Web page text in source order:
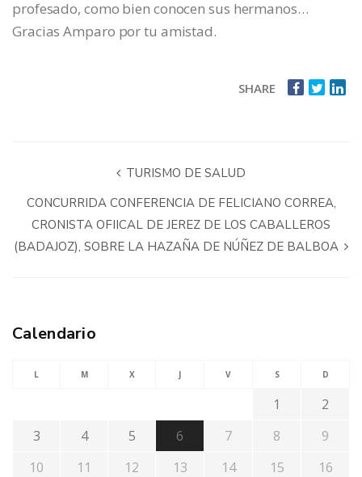
profesado, como bien conocen sus hermanos…
Gracias Amparo por tu amistad.
SHARE
TURISMO DE SALUD
CONCURRIDA CONFERENCIA DE FELICIANO CORREA,
CRONISTA OFIICAL DE JEREZ DE LOS CABALLEROS
(BADAJOZ), SOBRE LA HAZAÑA DE NÚÑEZ DE BALBOA
Calendario
L M X J V S D
1
2
3
4 5 6 7 8
9
10
11 12 13 14 15
16